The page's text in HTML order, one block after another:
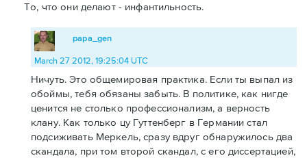
То, что они делают - инфантильность.
papa_gen
March 27 2012, 19:25:04 UTC
Ничуть. Это общемировая практика. Если ты выпал из
обоймы, тебя обязаны забыть. В политике, как нигде
ценится не столько профессионализм, а верность
клану. Как только цу Гуттенберг в Германии стал
подсиживать Меркель, сразу вдруг обнаружилось два
скандала, при том второй скандал, с его диссертацией,